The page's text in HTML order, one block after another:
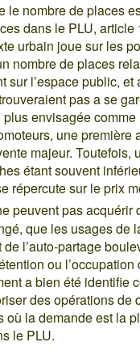
le nombre de places
dans le PLU, article
urbain joue sur les
nombre de places
sur l’espace public,
pas a se
envisagée
une
majeur.
étant souvent
répercute sur le prix
peuvent pas
que les usages de
l’auto-partage
ou
a bien été identifie
des opérations
la demande est la
le PLU.